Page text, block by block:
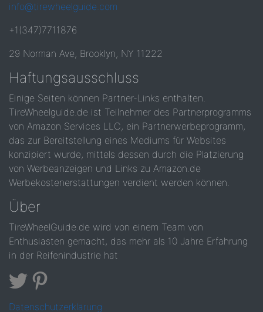
info@tirewheelguide.com
+1(347)7711876
29 Norman Ave, Brooklyn, NY 11222
Haftungsausschluss
Einige Seiten können Partner-Links enthalten.
TireWheelguide.de ist Teilnehmer des Partnerprogramms
von Amazon Services LLC, ein Partnerwerbeprogramm,
das zur Bereitstellung eines Mediums für Websites
konzipiert wurde, mittels dessen durch die Platzierung
von Werbeanzeigen und Links zu Amazon.de
Werbekostenerstattungen verdient werden können.
Über
TireWheelGuide.de wird von einem Team von
Enthusiasten gemacht, das mehr als 10 Jahre Erfahrung
in der Reifenindustrie hat
Datenschutzerklärung